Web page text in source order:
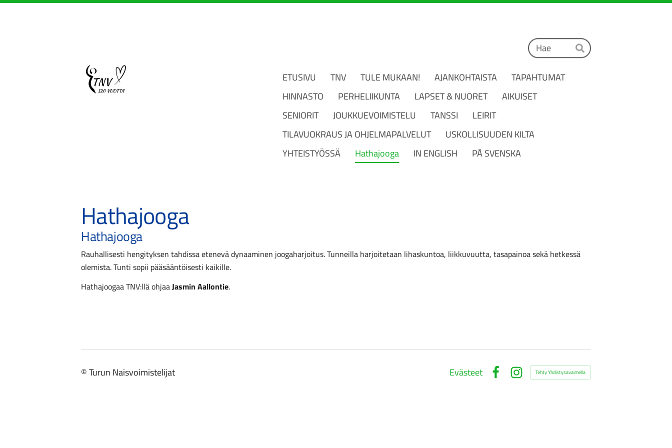
Haku
Hae
Sivuston etusivulle
ETUSIVU TNV TULE MUKAAN! AJANKOHTAISTA
TAPAHTUMAT
HINNASTO
PERHELIIKUNTA LAPSET & NUORET
AIKUISET
SENIORIT
JOUKKUEVOIMISTELU TANSSI
LEIRIT
TILAVUOKRAUS JA OHJELMAPALVELUT
USKOLLISUUDEN KILTA
YHTEISTYÖSSÄ
Hathajooga IN ENGLISH PÅ SVENSKA
Hathajooga
Hathajooga
Rauhallisesti hengityksen tahdissa etenevä dynaaminen joogaharjoitus. Tunneilla harjoitetaan lihaskuntoa, liikkuvuutta, tasapainoa sekä hetkessä
olemista. Tunti sopii pääsääntöisesti kaikille.
Hathajoogaa TNV:llä ohjaaJasmin Aallontie.
©Turun Naisvoimistelijat Evästeet
FacebookInstagram
Tehty Yhdistysavaimella